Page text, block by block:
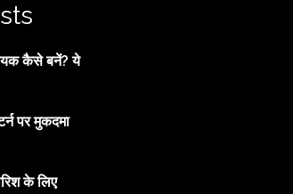
कैसे बनें? ये
पर मुकदमा
के लिए